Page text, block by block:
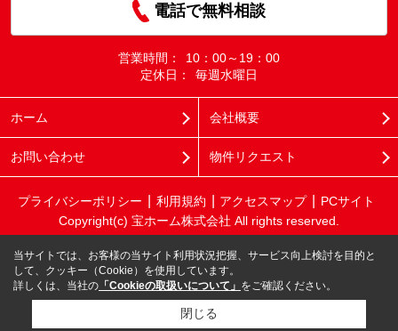
電話で無料相談
営業時間：
10：00～19：00
定休日：
毎週水曜日
ホーム 会社概要
お問い合わせ 物件リクエスト
プライバシーポリシー 利用規約 アクセスマップ
PCサイト
Copyright(c) 宝ホーム株式会社 All rights reserved.
当サイトでは、お客様の当サイト利用状況把握、サービス向上検討を目的と
して、クッキー（Cookie）を使用しています。
詳しくは、当社の 「Cookieの取扱いについて」 をご確認ください。
閉じる